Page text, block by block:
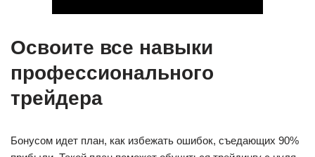
Освоите все навыки
профессионального
трейдера
Бонусом идет план, как избежать ошибок, съедающих 90%